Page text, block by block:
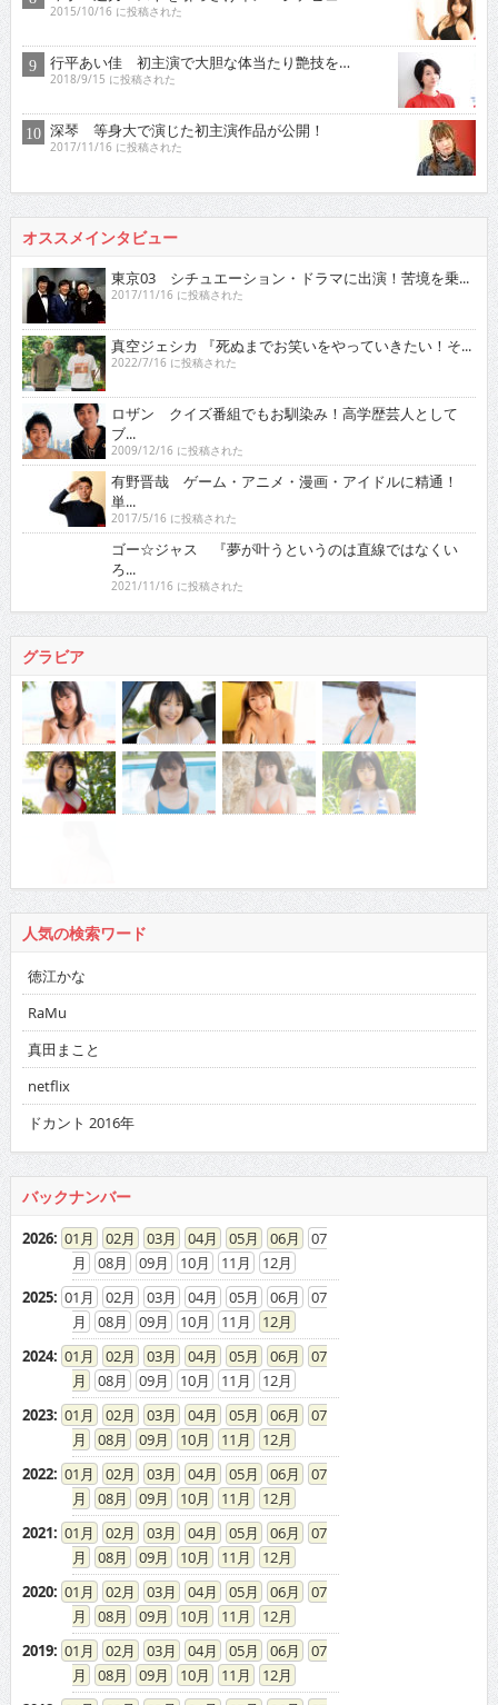
2015/10/16 に投稿された
行平あい佳 初主演で大胆な体当たり艶技を…
2018/9/15 に投稿された
深琴 等身大で演じた初主演作品が公開！
2017/11/16 に投稿された
オススメインタビュー
東京03 シチュエーション・ドラマに出演！苦境を乗...
2017/11/16 に投稿された
真空ジェシカ 『死ぬまでお笑いをやっていきたい！そ...
2022/7/16 に投稿された
ロザン クイズ番組でもお馴染み！高学歴芸人として
ブ...
2009/12/16 に投稿された
有野晋哉 ゲーム・アニメ・漫画・アイドルに精通！
単...
2017/5/16 に投稿された
ゴー☆ジャス 『夢が叶うというのは直線ではなくい
ろ...
2021/11/16 に投稿された
グラビア
人気の検索ワード
徳江かな
RaMu
真田まこと
netflix
ドカント 2016年
バックナンバー
2026: 01 02 03 04 05 06
07
08
09 10 11
12
2025: 01 02 03 04 05 06
07
08
09 10 11
12
2024: 01 02 03 04 05 06
07
08
09 10 11
12
2023: 01 02 03 04 05 06
07
08
09 10 11
12
2022: 01 02 03 04 05 06
07
08
09 10 11
12
2021: 01 02 03 04 05 06
07
08
09 10 11
12
2020: 01 02 03 04 05 06
07
08
09 10 11
12
2019: 01 02 03 04 05 06
07
08
09 10 11
12